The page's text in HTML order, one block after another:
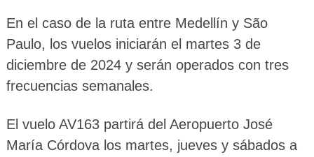
En el caso de la ruta entre Medellín y São
Paulo, los vuelos iniciarán el martes 3 de
diciembre de 2024 y serán operados con tres
frecuencias semanales.
El vuelo AV163 partirá del Aeropuerto José
María Córdova los martes, jueves y sábados a